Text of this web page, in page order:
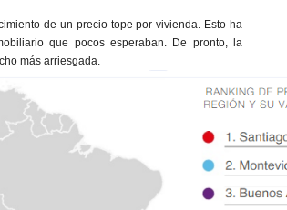
de un precio tope por vivienda. Esto ha
que pocos esperaban. De pronto, la
más arriesgada.